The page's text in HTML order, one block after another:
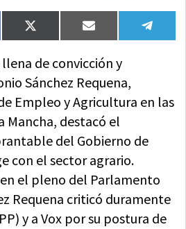
Compartir
en
X
(Twitter)
Compartir
en
Email
en
de convicción y
Sánchez Requena,
Empleo y Agricultura en las
Mancha, destacó el
del Gobierno de
con el sector agrario.
el pleno del Parlamento
Requena criticó duramente
y a Vox por su postura de